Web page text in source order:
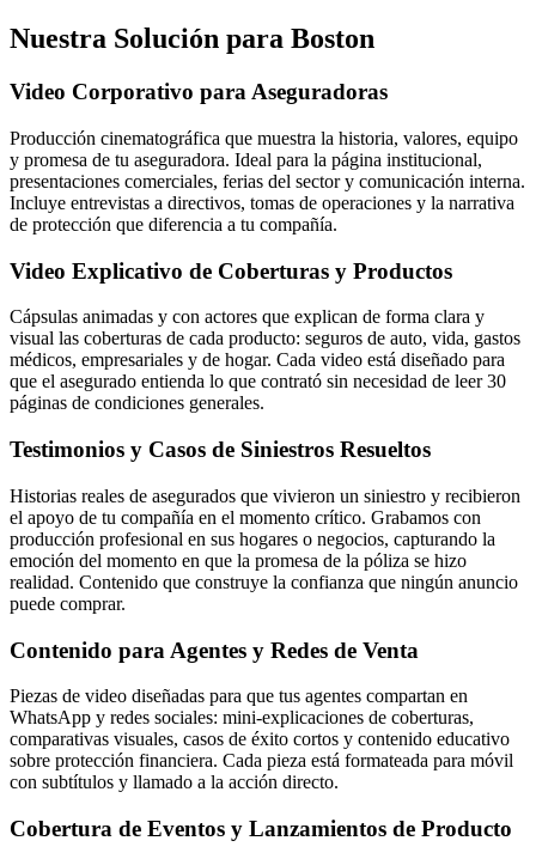
Nuestra Solución para Boston
Video Corporativo para Aseguradoras
Producción cinematográfica que muestra la historia, valores, equipo
y promesa de tu aseguradora. Ideal para la página institucional,
presentaciones comerciales, ferias del sector y comunicación interna.
Incluye entrevistas a directivos, tomas de operaciones y la narrativa
de protección que diferencia a tu compañía.
Video Explicativo de Coberturas y Productos
Cápsulas animadas y con actores que explican de forma clara y
visual las coberturas de cada producto: seguros de auto, vida, gastos
médicos, empresariales y de hogar. Cada video está diseñado para
que el asegurado entienda lo que contrató sin necesidad de leer 30
páginas de condiciones generales.
Testimonios y Casos de Siniestros Resueltos
Historias reales de asegurados que vivieron un siniestro y recibieron
el apoyo de tu compañía en el momento crítico. Grabamos con
producción profesional en sus hogares o negocios, capturando la
emoción del momento en que la promesa de la póliza se hizo
realidad. Contenido que construye la confianza que ningún anuncio
puede comprar.
Contenido para Agentes y Redes de Venta
Piezas de video diseñadas para que tus agentes compartan en
WhatsApp y redes sociales: mini-explicaciones de coberturas,
comparativas visuales, casos de éxito cortos y contenido educativo
sobre protección financiera. Cada pieza está formateada para móvil
con subtítulos y llamado a la acción directo.
Cobertura de Eventos y Lanzamientos de Producto